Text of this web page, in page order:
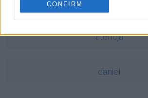
CONFIRM
atencja
daniel